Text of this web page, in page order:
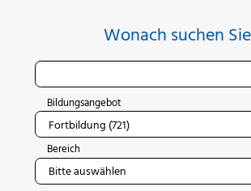
Wonach suchen
Bildungsangebot
Bereich